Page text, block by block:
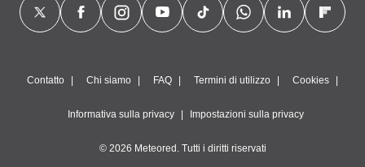
Contatto Chi siamo FAQ Termini di utilizzo Cookies
Informativa sulla privacy Impostazioni sulla privacy
© 2026 Meteored. Tutti i diritti riservati